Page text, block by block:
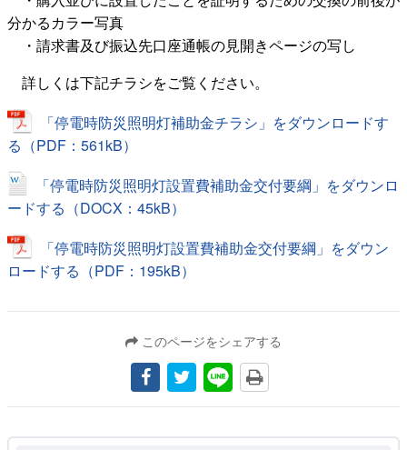
分かるカラー写真
・請求書及び振込先口座通帳の見開きページの写し
詳しくは下記チラシをご覧ください。
「停電時防災照明灯補助金チラシ」をダウンロードす
る（PDF：561kB）
「停電時防災照明灯設置費補助金交付要綱」をダウンロ
ードする（DOCX：45kB）
「停電時防災照明灯設置費補助金交付要綱」をダウン
ロードする（PDF：195kB）
このページをシェアする